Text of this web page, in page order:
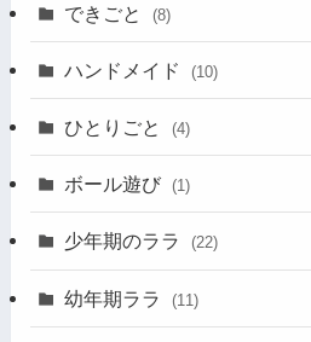
できごと (8)
ハンドメイド (10)
ひとりごと (4)
ボール遊び (1)
少年期のララ (22)
幼年期ララ (11)